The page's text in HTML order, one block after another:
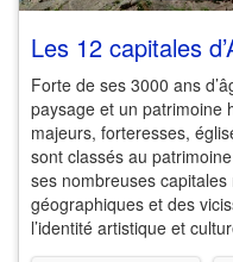
Les 12 capitales
Forte de ses 3000 ans
paysage et un patrimoine
majeurs, forteresses,
sont classés au
ses nombreuses
géographiques et des
l’identité artistique et